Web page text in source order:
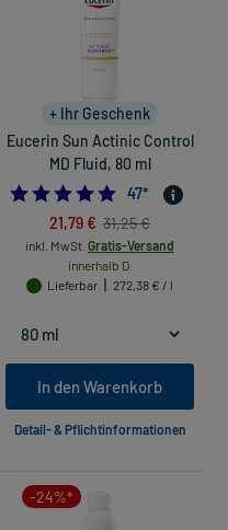
+ Ihr Geschenk
Eucerin Sun Actinic Control
MD Fluid, 80 ml
47*
21,79 € 31,25 €
inkl. MwSt. Gratis-Versand
innerhalb D.
Lieferbar
272,38 € / l
In den Warenkorb
Detail- & Pflichtinformationen
-24%*